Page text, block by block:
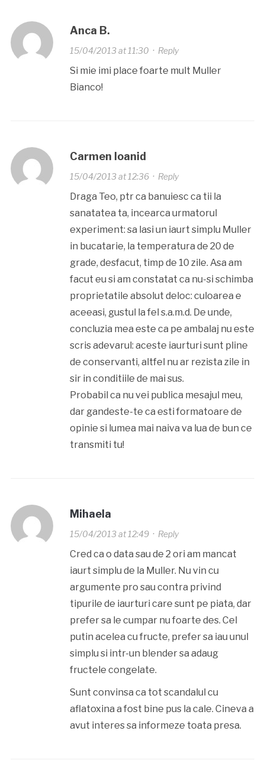
Anca B.
15/04/2013 at 11:30 · Reply
Si mie imi place foarte mult Muller
Bianco!
Carmen Ioanid
15/04/2013 at 12:36· Reply
Draga Teo, ptr ca banuiesc ca tii la
sanatatea ta, incearca urmatorul
experiment: sa lasi un iaurt simplu Muller
in bucatarie, la temperatura de 20 de
grade, desfacut, timp de 10 zile. Asa am
facut eu si am constatat ca nu-si schimba
proprietatile absolut deloc: culoarea e
aceeasi, gustul la fel s.a.m.d. De unde,
concluzia mea este ca pe ambalaj nu este
scris adevarul: aceste iaurturi sunt pline
de conservanti, altfel nu ar rezista zile in
sir in conditiile de mai sus.
Probabil ca nu vei publica mesajul meu,
dar gandeste-te ca esti formatoare de
opinie si lumea mai naiva va lua de bun ce
transmiti tu!
Mihaela
15/04/2013 at 12:49· Reply
Cred ca o data sau de 2 ori am mancat
iaurt simplu de la Muller. Nu vin cu
argumente pro sau contra privind
tipurile de iaurturi care sunt pe piata, dar
prefer sa le cumpar nu foarte des. Cel
putin acelea cu fructe, prefer sa iau unul
simplu si intr-un blender sa adaug
fructele congelate.
Sunt convinsa ca tot scandalul cu
aflatoxina a fost bine pus la cale. Cineva a
avut interes sa informeze toata presa.